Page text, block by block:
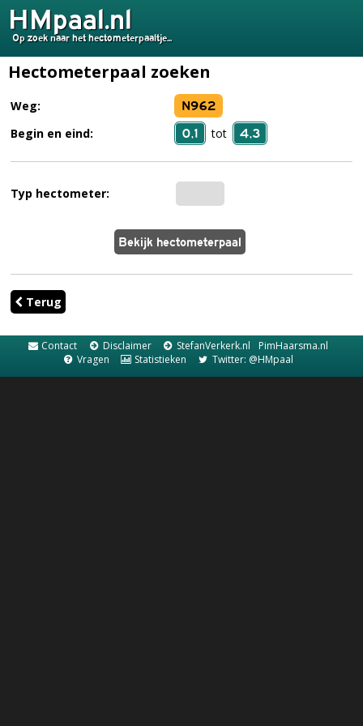
HMpaal.nl
Op zoek naar het hectometerpaaltje...
Hectometerpaal zoeken
Weg: N962
Begin en eind: 0,1 tot 4,3
Typ hectometer:
Terug
Contact Disclaimer StefanVerkerk.nl
PimHaarsma.nl
Vragen
Statistieken Twitter: @HMpaal